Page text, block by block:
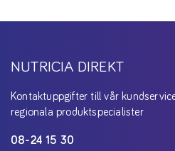
NUTRICIA DIREKT
Kontaktuppgifter till vår
regionala produktspecialister
08-24 15 30